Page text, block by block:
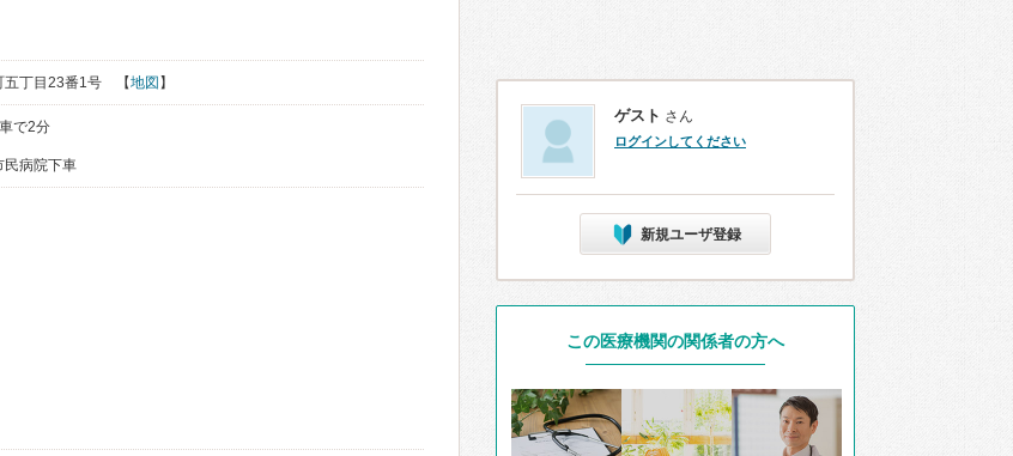
五丁目23番1号 【地図 】
で2分
民病院下車
ゲスト さん
ログインしてください
新規ユーザ登録
この医療機関の関係者の方へ